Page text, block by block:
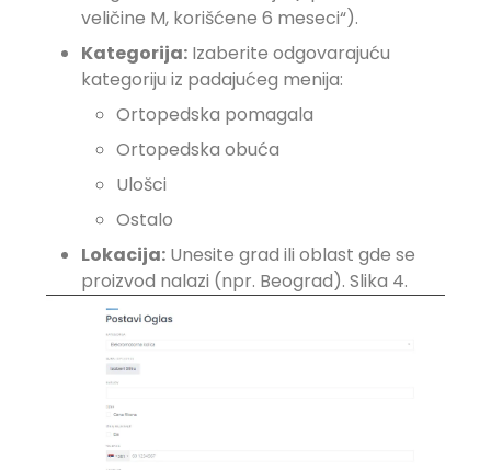
veličine M, korišćene 6 meseci“).
Kategorija: Izaberite odgovarajuću
kategoriju iz padajućeg menija:
Ortopedska pomagala
Ortopedska obuća
Ulošci
Ostalo
Lokacija: Unesite grad ili oblast gde se
proizvod nalazi (npr. Beograd). Slika 4.